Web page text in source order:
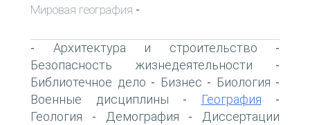
Мировая география -
- Архитектура и строительство -
Безопасность жизнедеятельности -
Библиотечное дело - Бизнес - Биология -
Военные дисциплины - География -
Геология - Демография -
Диссертации